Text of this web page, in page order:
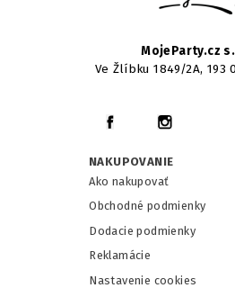
MojeParty.cz
Ve Žlíbku 1849/2A, 193
NAKUPOVANIE
Ako nakupovať
Obchodné podmienky
Dodacie podmienky
Reklamácie
Nastavenie cookies